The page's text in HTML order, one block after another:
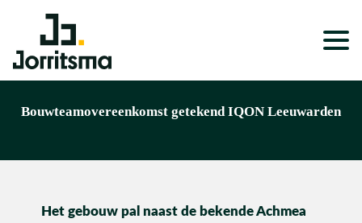
Expertises
Nieuws
Bouwteamovereenkomst getekend IQON Leeuwarden
Het gebouw pal naast de bekende Achmea